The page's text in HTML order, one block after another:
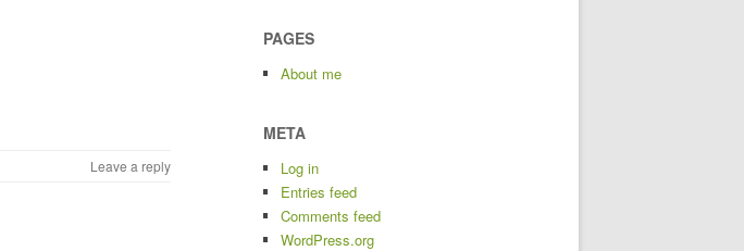
Leave a reply
PAGES
About me
META
Log in
Entries feed
Comments feed
WordPress.org